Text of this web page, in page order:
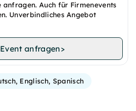
Auch für Firmenevents
Unverbindliches Angebot
Event anfragen>
Englisch, Spanisch